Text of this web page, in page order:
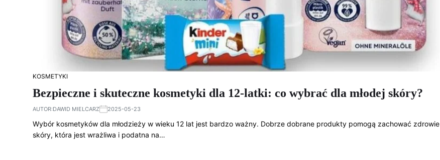
KOSMETYKI
Bezpieczne i skuteczne kosmetyki dla 12-latki: co wybrać dla młodej skóry?
AUTOR:DAWID MIELCARZ 2025-05-23
Wybór kosmetyków dla młodzieży w wieku 12 lat jest bardzo ważny. Dobrze dobrane produkty pomogą zachować zdrowie
skóry, która jest wrażliwa i podatna na…